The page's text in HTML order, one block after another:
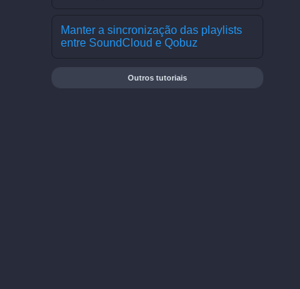
Manter a sincronização das playlists
entre SoundCloud e Qobuz
Outros tutoriais